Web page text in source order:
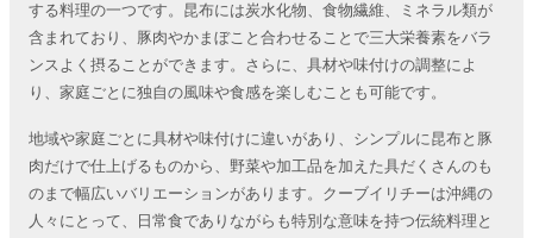
する料理の一つです。昆布には炭水化物、食物繊維、ミネラル類が
含まれており、豚肉やかまぼこと合わせることで三大栄養素をバラ
ンスよく摂ることができます。さらに、具材や味付けの調整によ
り、家庭ごとに独自の風味や食感を楽しむことも可能です。
地域や家庭ごとに具材や味付けに違いがあり、シンプルに昆布と豚
肉だけで仕上げるものから、野菜や加工品を加えた具だくさんのも
のまで幅広いバリエーションがあります。クーブイリチーは沖縄の
人々にとって、日常食でありながらも特別な意味を持つ伝統料理と